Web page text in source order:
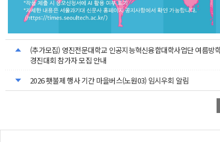
(추가모집) 영진전문대학교 인공지능혁신융합대학사업단 여름방
경진대회 참가자 모집 안내
2026 횃불제 행사 기간 마을버스(노원03) 임시우회 알림